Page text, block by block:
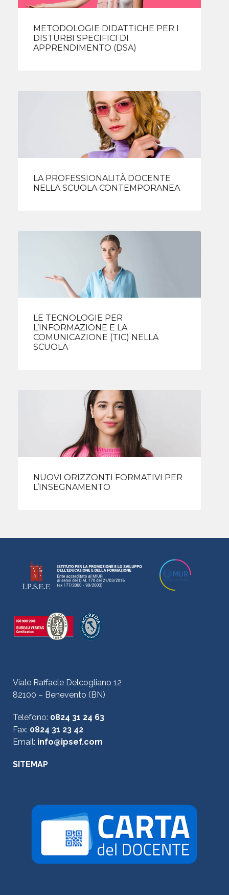
METODOLOGIE DIDATTICHE PER I
DISTURBI SPECIFICI DI
APPRENDIMENTO (DSA)
LA PROFESSIONALITÀ DOCENTE
NELLA SCUOLA CONTEMPORANEA
LE TECNOLOGIE PER
L’INFORMAZIONE E LA
COMUNICAZIONE (TIC) NELLA
SCUOLA
NUOVI ORIZZONTI FORMATIVI PER
L’INSEGNAMENTO
Viale Raffaele Delcogliano 12
82100 – Benevento (BN)
Telefono: 0824 31 24 63
Fax: 0824 31 23 42
Email: info@ipsef.com
SITEMAP